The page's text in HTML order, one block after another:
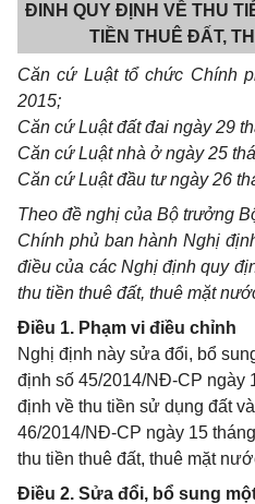
ĐINH QUY ĐỊNH VỀ THU
TIỀN THUÊ ĐẤT,
Căn cứ Luật tổ chức Chính
2015;
Căn cứ Luật đất đai ngày 29
Căn cứ Luật nhà ở ngày 25
Căn cứ Luật đầu tư ngày 26
Theo đề nghị của Bộ trưởng
Chính phủ ban hành Nghị
điều của các Nghị định quy
thu tiền thuê đất, thuê mặt
Điều 1. Phạm vi điều chỉnh
Nghị định này sửa đổi, bổ
định số 45/2014/NĐ-CP ngày
định về thu tiền sử dụng đất
46/2014/NĐ-CP ngày 15
thu tiền thuê đất, thuê mặt
Điều 2. Sửa đổi, bổ sung